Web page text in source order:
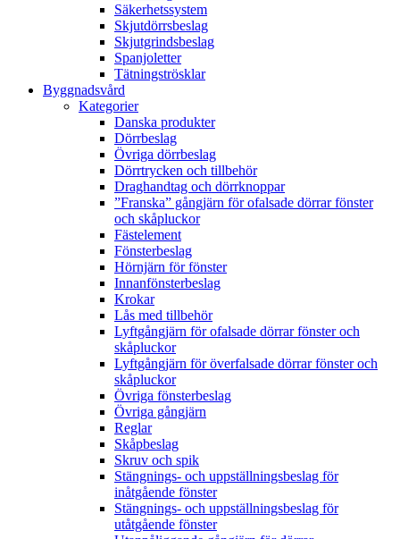
Säkerhetssystem
Skjutdörrsbeslag
Skjutgrindsbeslag
Spanjoletter
Tätningströsklar
Byggnadsvård
Kategorier
Danska produkter
Dörrbeslag
Övriga dörrbeslag
Dörrtrycken och tillbehör
Draghandtag och dörrknoppar
”Franska” gångjärn för ofalsade dörrar fönster
och skåpluckor
Fästelement
Fönsterbeslag
Hörnjärn för fönster
Innanfönsterbeslag
Krokar
Lås med tillbehör
Lyftgångjärn för ofalsade dörrar fönster och
skåpluckor
Lyftgångjärn för överfalsade dörrar fönster och
skåpluckor
Övriga fönsterbeslag
Övriga gångjärn
Reglar
Skåpbeslag
Skruv och spik
Stängnings- och uppställningsbeslag för
inåtgående fönster
Stängnings- och uppställningsbeslag för
utåtgående fönster